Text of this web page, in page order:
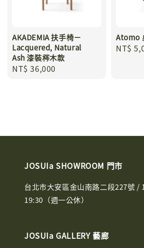
AKADEMIA 扶手椅－
Lacquered, Natural
Ash 漆裝梣木款
Regular
NT$ 36,000
Atomo
Sale
NT$
JOSUIa SHOWROOM 門市
台北市大安區金山南路二段227號 /
19:30（週一公休）
JOSUIa GALLERY 藝廊